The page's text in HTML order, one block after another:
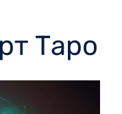
Таро